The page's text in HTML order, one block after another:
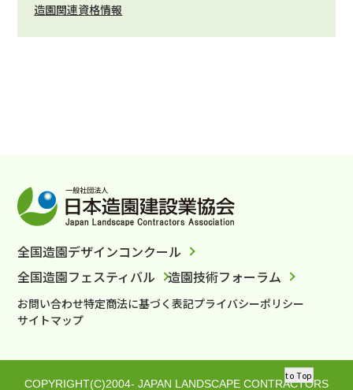
造園関連資格情報
to Top
全国造園デザインコンクール
全国造園フェスティバル
造園技術フォーラム
お問い合わせ特定商法に基づく表記プライバシーポリシー
サイトマップ
COPYRIGHT(C)2004- JAPAN LANDSCAPE CONTRACTORS